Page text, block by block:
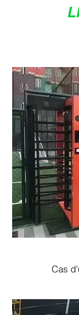
Cas